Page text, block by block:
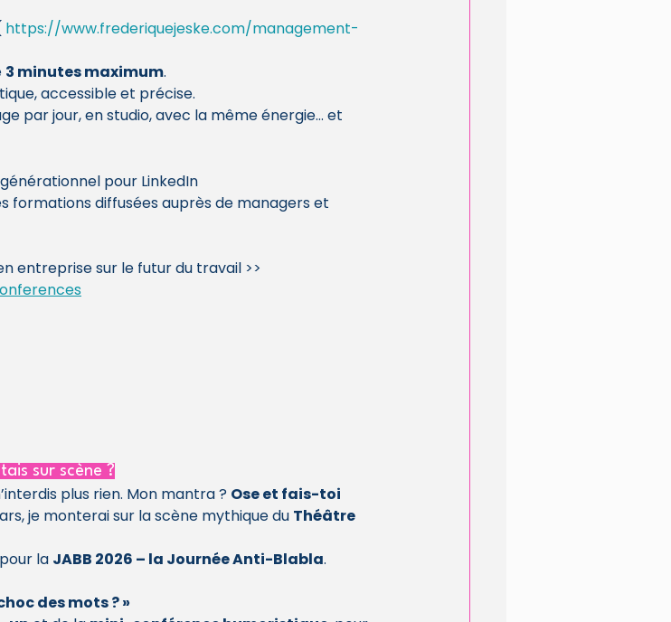
https://www.frederiquejeske.com/management-
3 minutes maximum.
accessible et précise.
par jour, en studio, avec la même énergie… et
pour LinkedIn
formations diffusées auprès de managers et
entreprise sur le futur du travail >>
sur scène ?
plus rien. Mon mantra ? Ose et fais-toi
je monterai sur la scène mythique du Théâtre
la JABB 2026 – la Journée Anti-Blabla.
des mots ? »